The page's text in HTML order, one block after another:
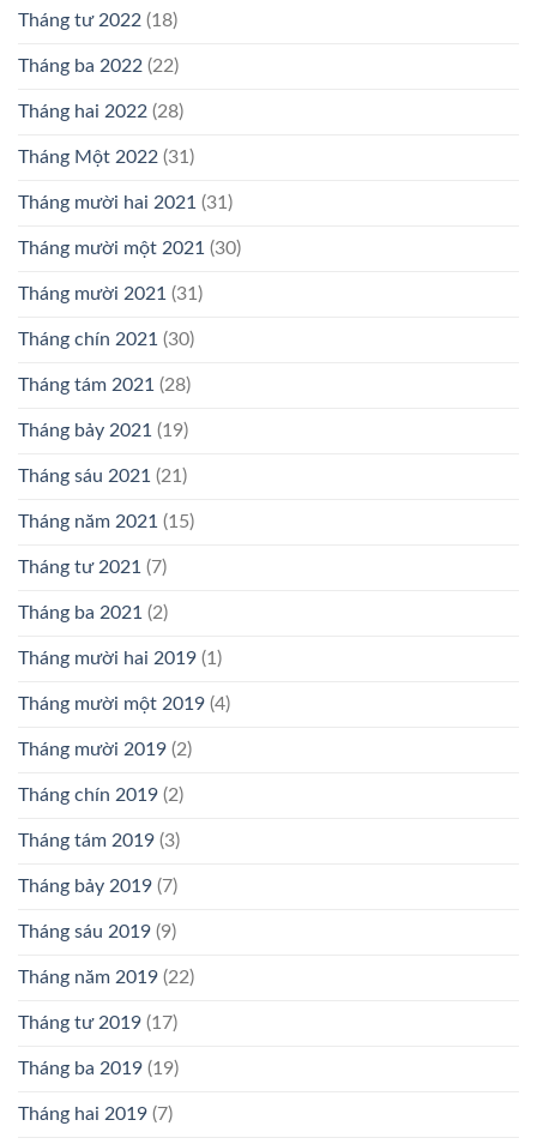
Tháng tư 2022 (18)
Tháng ba 2022 (22)
Tháng hai 2022 (28)
Tháng Một 2022 (31)
Tháng mười hai 2021 (31)
Tháng mười một 2021 (30)
Tháng mười 2021 (31)
Tháng chín 2021 (30)
Tháng tám 2021 (28)
Tháng bảy 2021 (19)
Tháng sáu 2021 (21)
Tháng năm 2021 (15)
Tháng tư 2021 (7)
Tháng ba 2021 (2)
Tháng mười hai 2019 (1)
Tháng mười một 2019 (4)
Tháng mười 2019 (2)
Tháng chín 2019 (2)
Tháng tám 2019 (3)
Tháng bảy 2019 (7)
Tháng sáu 2019 (9)
Tháng năm 2019 (22)
Tháng tư 2019 (17)
Tháng ba 2019 (19)
Tháng hai 2019 (7)